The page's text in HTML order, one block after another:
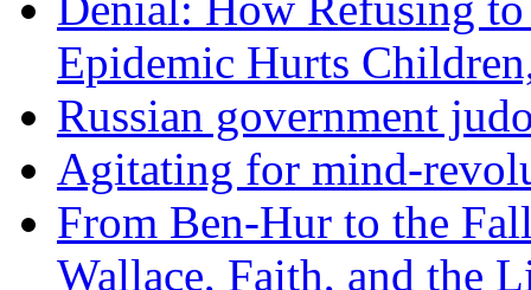
Epidemic Hurts
Russian government
Agitating for mind-
From Ben-Hur to the
Wallace, Faith, and the